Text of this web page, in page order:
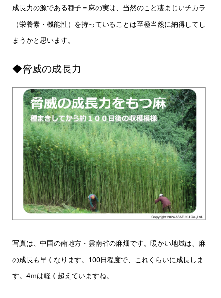
成長力の源である種子＝麻の実は、当然のこと凄まじいチカラ
（栄養素・機能性）を持っていることは至極当然に納得してし
まうかと思います。
◆脅威の成長力
写真は、中国の南地方・雲南省の麻畑です。暖かい地域は、麻
の成長も早くなります。100日程度で、これくらいに成長しま
す。4ｍは軽く超えていますね。